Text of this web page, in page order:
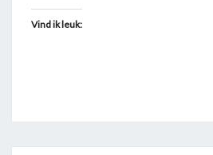
Vind ik leuk: